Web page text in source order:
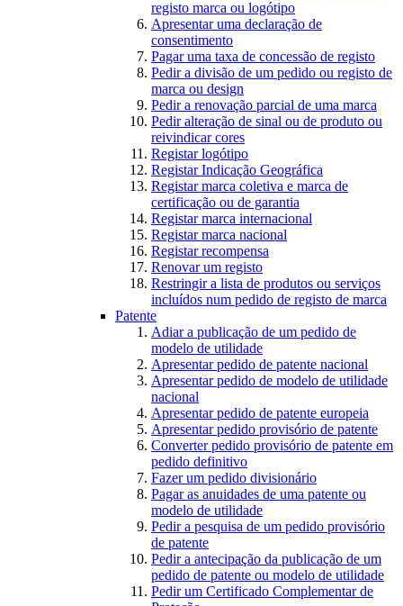
registo marca ou logótipo
Apresentar uma declaração de
consentimento
Pagar uma taxa de concessão de registo
Pedir a divisão de um pedido ou registo de
marca ou design
Pedir a renovação parcial de uma marca
Pedir alteração de sinal ou de produto ou
reivindicar cores
Registar logótipo
Registar Indicação Geográfica
Registar marca coletiva e marca de
certificação ou de garantia
Registar marca internacional
Registar marca nacional
Registar recompensa
Renovar um registo
Restringir a lista de produtos ou serviços
incluídos num pedido de registo de marca
Patente
Adiar a publicação de um pedido de
modelo de utilidade
Apresentar pedido de patente nacional
Apresentar pedido de modelo de utilidade
nacional
Apresentar pedido de patente europeia
Apresentar pedido provisório de patente
Converter pedido provisório de patente em
pedido definitivo
Fazer um pedido divisionário
Pagar as anuidades de uma patente ou
modelo de utilidade
Pedir a pesquisa de um pedido provisório
de patente
Pedir a antecipação da publicação de um
pedido de patente ou modelo de utilidade
Pedir um Certificado Complementar de